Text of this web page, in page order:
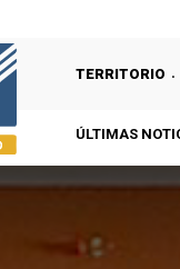
TERRITORIO
ÚLTIMAS